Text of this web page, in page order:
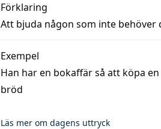
Förklaring
Att bjuda någon som inte
Exempel
Han har en bokaffär så att köpa
bröd
Läs mer om dagens uttryck